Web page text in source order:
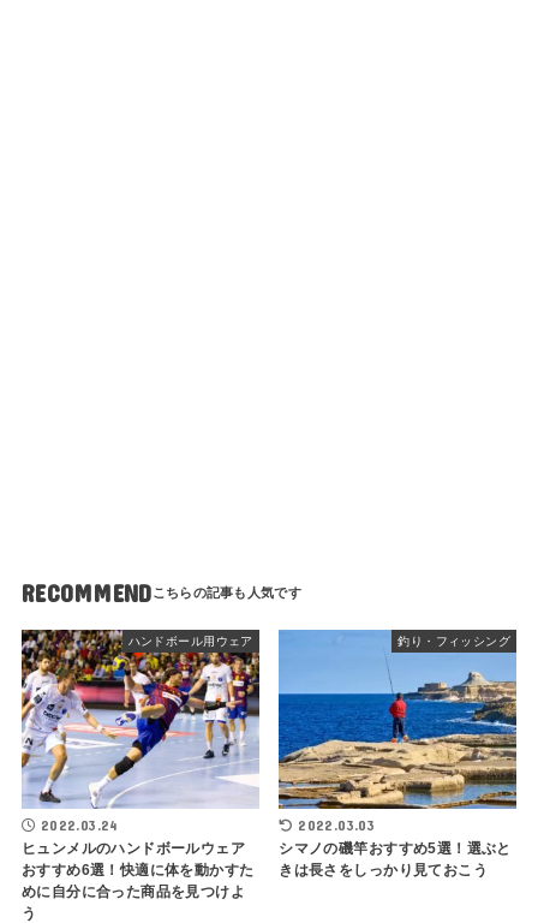
RECOMMEND
ハンドボール用ウェア
2022.03.24
ヒュンメルのハンドボールウェア
おすすめ6選！快適に体を動かすた
めに自分に合った商品を見つけよ
う
釣り・フィッシング
2022.03.03
シマノの磯竿おすすめ5選！選ぶと
きは長さをしっかり見ておこう